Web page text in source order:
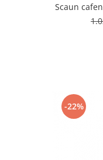
Scaun
-22%